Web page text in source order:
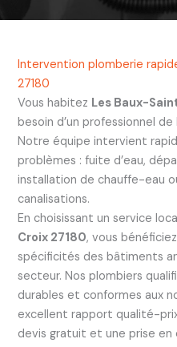
Intervention plomberie
27180
Vous habitez Les Baux-
besoin d’un professionnel
Notre équipe intervient
problèmes : fuite d’eau,
installation de chauffe-eau
canalisations.
En choisissant un service
Croix 27180, vous
spécificités des bâtiments
secteur. Nos plombiers
durables et conformes aux
excellent rapport qualité-
devis gratuit et une prise en